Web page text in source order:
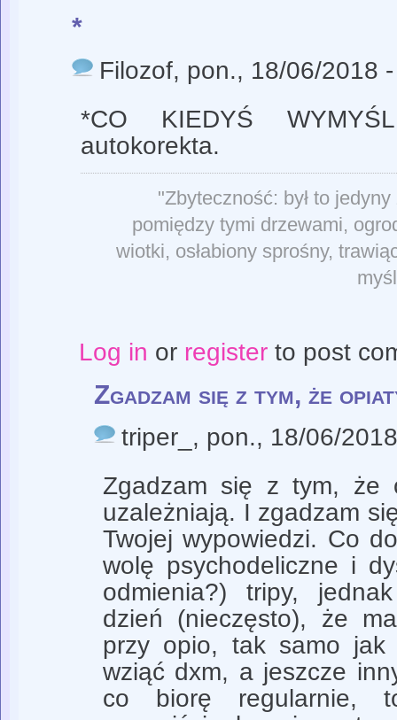
*
Filozof, pon., 18/06/2018
*CO KIEDYŚ
autokorekta.
"Zbyteczność: był to
pomiędzy tymi drzewami,
wiotki, osłabiony sprośny,
Log in or registerto post
Zgadzam się z tym, że
triper_ , pon., 18/06/
Zgadzam się z tym, że
uzależniają. I zgadzam
Twojej wypowiedzi. Co
wolę psychodeliczne i
odmienia?) tripy,
dzień (nieczęsto), że
przy opio, tak samo jak
wziąć dxm, a jeszcze
co biorę regularnie,